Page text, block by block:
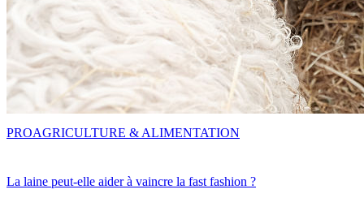
La laine peut-elle aider à vaincre la fast fashion ?
PROAGRICULTURE & ALIMENTATION